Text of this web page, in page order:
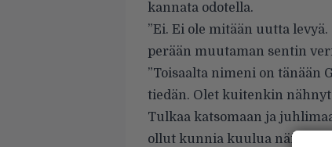
kannata odotella.
”Ei. Ei ole mitään uutta
perään muutaman sentin
”Toisaalta nimeni on tänään
tiedän. Olet kuitenkin
Tulkaa katsomaan ja
ollut kunnia kuulua näinä